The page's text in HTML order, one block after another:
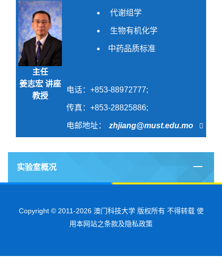
主任
姜志宏 讲座
教授
代谢组学
生物有机化学
中药品质标准
电话：+853-88972777;
传真：+853-28825886;
电邮地址： zhjiang@must.edu.mo
实验室概况
Copyright © 2011-2026 澳门科技大学 版权所有 不得转载 使
用本网站之条款及隐私政策